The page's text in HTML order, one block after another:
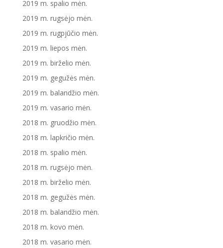
2019 m. spalio mėn.
2019 m. rugsėjo mėn.
2019 m. rugpjūčio mėn.
2019 m. liepos mėn.
2019 m. birželio mėn.
2019 m. gegužės mėn.
2019 m. balandžio mėn.
2019 m. vasario mėn.
2018 m. gruodžio mėn.
2018 m. lapkričio mėn.
2018 m. spalio mėn.
2018 m. rugsėjo mėn.
2018 m. birželio mėn.
2018 m. gegužės mėn.
2018 m. balandžio mėn.
2018 m. kovo mėn.
2018 m. vasario mėn.